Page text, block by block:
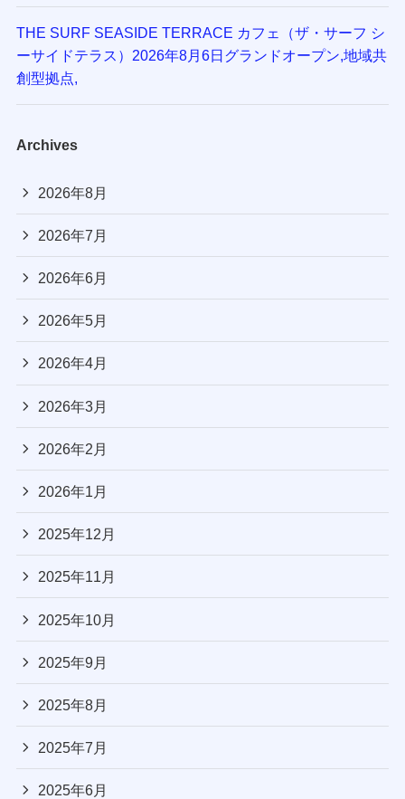
THE SURF SEASIDE TERRACE カフェ（ザ・サーフ シ
ーサイドテラス）2026年8月6日グランドオープン,地域共
創型拠点,
Archives
2026年8月
2026年7月
2026年6月
2026年5月
2026年4月
2026年3月
2026年2月
2026年1月
2025年12月
2025年11月
2025年10月
2025年9月
2025年8月
2025年7月
2025年6月